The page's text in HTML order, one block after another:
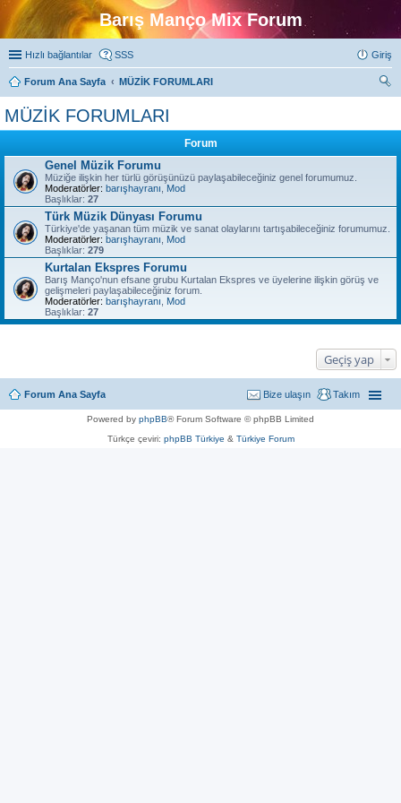
Barış Manço Mix Forum
Hızlı bağlantılar SSS Giriş
Forum Ana Sayfa
MÜZİK FORUMLARI
MÜZİK FORUMLARI
Forum
Genel Müzik Forumu
Müziğe ilişkin her türlü görüşünüzü paylaşabileceğiniz genel forumumuz.
Moderatörler: barışhayranı
Mod
Başlıklar: 27
Türk Müzik Dünyası Forumu
Türkiye'de yaşanan tüm müzik ve sanat olaylarını tartışabileceğiniz forumumuz.
Moderatörler: barışhayranı
Mod
Başlıklar: 279
Kurtalan Ekspres Forumu
Barış Manço'nun efsane grubu Kurtalan Ekspres ve üyelerine ilişkin görüş ve
gelişmeleri paylaşabileceğiniz forum.
Moderatörler: barışhayranı
Mod
Başlıklar: 27
Geçiş yap
Forum Ana Sayfa Takım
Bize ulaşın
Powered by phpBB® Forum Software © phpBB Limited
Türkçe çeviri: phpBB Türkiye & Türkiye Forum